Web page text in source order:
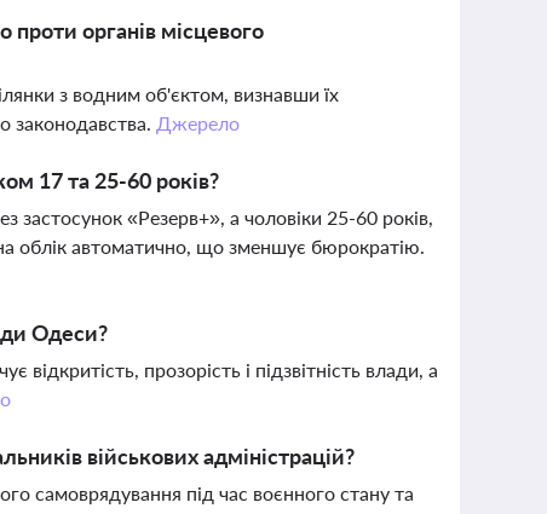
органів місцевого
з водним об'єктом, визнавши їх
законодавства. Джерело
17 та 25-60 років?
застосунок «Резерв+», а чоловіки 25-60 років,
на облік автоматично, що зменшує бюрократію.
Одеси?
прозорість і підзвітність влади, а
військових адміністрацій?
самоврядування під час воєнного стану та